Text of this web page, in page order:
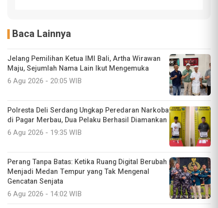
Baca Lainnya
Jelang Pemilihan Ketua IMI Bali, Artha Wirawan
Maju, Sejumlah Nama Lain Ikut Mengemuka
6 Agu 2026 - 20:05 WIB
Polresta Deli Serdang Ungkap Peredaran Narkoba
di Pagar Merbau, Dua Pelaku Berhasil Diamankan
6 Agu 2026 - 19:35 WIB
Perang Tanpa Batas: Ketika Ruang Digital Berubah
Menjadi Medan Tempur yang Tak Mengenal
Gencatan Senjata
6 Agu 2026 - 14:02 WIB